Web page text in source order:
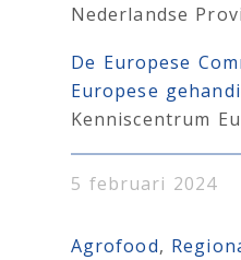
Nederlandse
De Europese
Europese
Kenniscentrum
5 februari 2024
Agrofood,